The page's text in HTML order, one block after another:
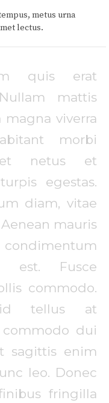
metus urna
lectus.
quis erat
mattis
magna viverra
morbi
et netus et
egestas.
diam, vitae
mauris
est. Fusce
commodo.
id tellus at
dui
sagittis enim
leo. Donec
fringilla